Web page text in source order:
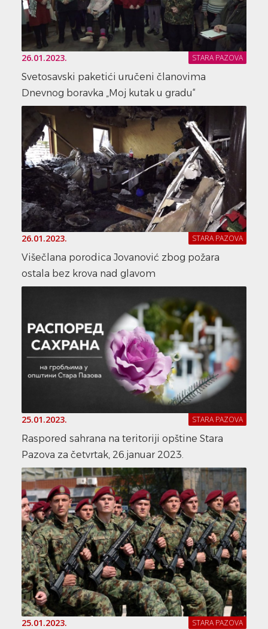
26.01.2023. STARA PAZOVA
Svetosavski paketići uručeni članovima
Dnevnog boravka „Moj kutak u gradu“
26.01.2023. STARA PAZOVA
Višečlana porodica Jovanović zbog požara
ostala bez krova nad glavom
25.01.2023. STARA PAZOVA
Raspored sahrana na teritoriji opštine Stara
Pazova za četvrtak, 26.januar 2023.
25.01.2023. STARA PAZOVA